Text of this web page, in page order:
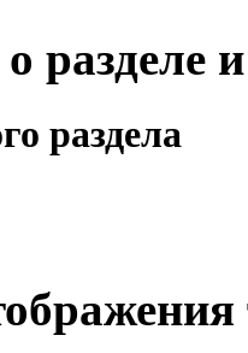
разделе
раздела